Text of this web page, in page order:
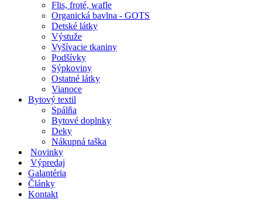
Flis, froté, wafle
Organická bavlna - GOTS
Detské látky
Výstuže
Vyšívacie tkaniny
Podšívky
Sýpkoviny
Ostatné látky
Vianoce
Bytový textil
Spálňa
Bytové doplnky
Deky
Nákupná taška
Novinky
Výpredaj
Galantéria
Články
Kontakt